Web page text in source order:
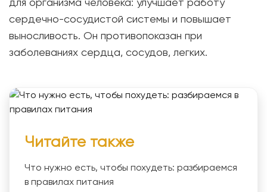
сердечно-сосудистой системы и повышает
выносливость. Он противопоказан при
заболеваниях сердца, сосудов, легких.
Читайте также
Что нужно есть, чтобы похудеть: разбираемся
в правилах питания